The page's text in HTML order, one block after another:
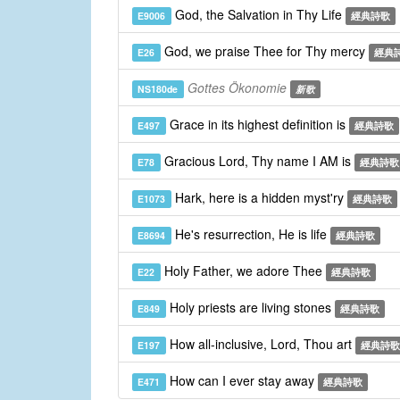
E9006 God, the Salvation in Thy Life 經典詩歌
E26 God, we praise Thee for Thy mercy 經典
NS180de Gottes Ökonomie 新歌
E497 Grace in its highest definition is 經典詩歌
E78 Gracious Lord, Thy name I AM is 經典詩歌
E1073 Hark, here is a hidden myst'ry 經典詩歌
E8694 He's resurrection, He is life 經典詩歌
E22 Holy Father, we adore Thee 經典詩歌
E849 Holy priests are living stones 經典詩歌
E197 How all-inclusive, Lord, Thou art 經典詩歌
E471 How can I ever stay away 經典詩歌